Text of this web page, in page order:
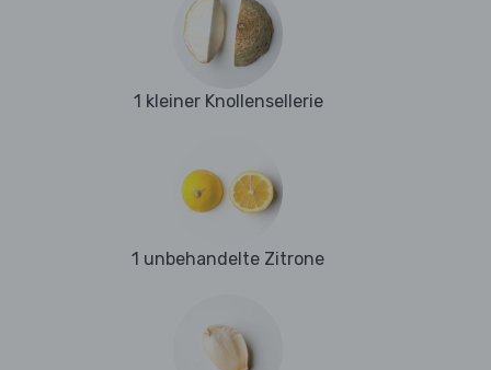
1 kleiner Knollensellerie
1 unbehandelte Zitrone